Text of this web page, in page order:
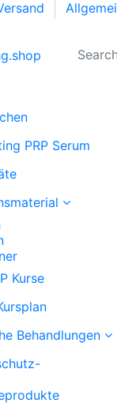
PRP Serum
Kurse
Behandlungen